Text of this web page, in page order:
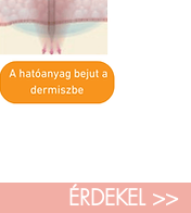
ÉRDEKEL >>